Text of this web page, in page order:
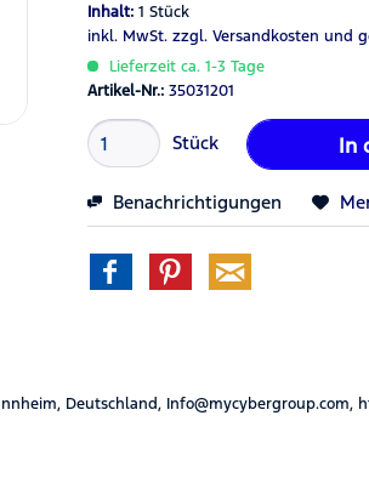
Inhalt:1 Stück
inkl. MwSt.zzgl. Versandkosten und
Lieferzeit ca. 1-3 Tage
Artikel-Nr.:35031201
Stück In
Benachrichtigungen
Deutschland, Info@mycybergroup.com,